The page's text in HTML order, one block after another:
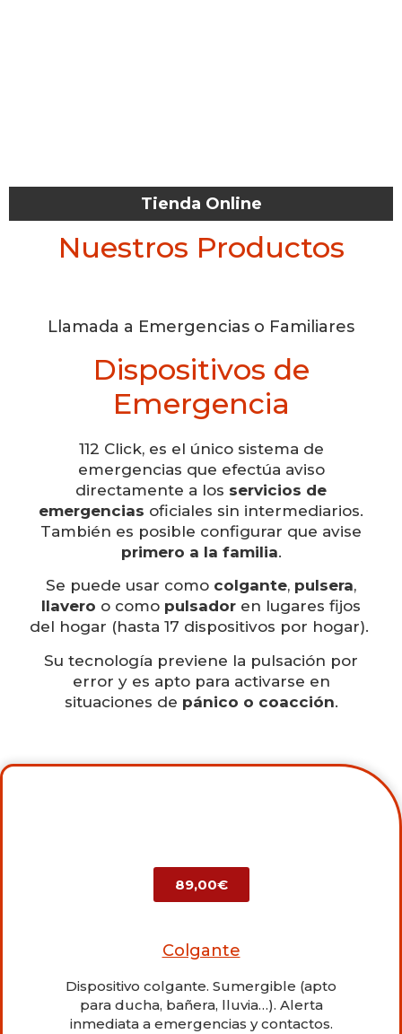
Tienda Online
Nuestros Productos
Llamada a Emergencias o Familiares
Dispositivos de
Emergencia
112 Click, es el único sistema de
emergencias que efectúa aviso
directamente a los servicios de
emergencias oficiales sin intermediarios.
También es posible configurar que avise
primero a la familia.
Se puede usar como colgante, pulsera,
llavero o como pulsador en lugares fijos
del hogar (hasta 17 dispositivos por hogar).
Su tecnología previene la pulsación por
error y es apto para activarse en
situaciones de pánico o coacción.
89,00€
Colgante
Dispositivo colgante. Sumergible (apto
para ducha, bañera, lluvia…). Alerta
inmediata a emergencias y contactos.